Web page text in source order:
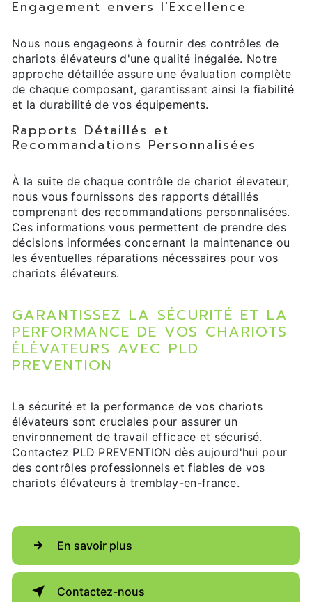
Engagement envers l'Excellence
Nous nous engageons à fournir des contrôles de
chariots élévateurs d'une qualité inégalée. Notre
approche détaillée assure une évaluation complète
de chaque composant, garantissant ainsi la fiabilité
et la durabilité de vos équipements.
Rapports Détaillés et
Recommandations Personnalisées
À la suite de chaque contrôle de chariot élevateur,
nous vous fournissons des rapports détaillés
comprenant des recommandations personnalisées.
Ces informations vous permettent de prendre des
décisions informées concernant la maintenance ou
les éventuelles réparations nécessaires pour vos
chariots élévateurs.
GARANTISSEZ LA SÉCURITÉ ET LA
PERFORMANCE DE VOS CHARIOTS
ÉLÉVATEURS AVEC PLD
PREVENTION
La sécurité et la performance de vos chariots
élévateurs sont cruciales pour assurer un
environnement de travail efficace et sécurisé.
Contactez PLD PREVENTION dès aujourd'hui pour
des contrôles professionnels et fiables de vos
chariots élévateurs à tremblay-en-france.
En savoir plus
Contactez-nous